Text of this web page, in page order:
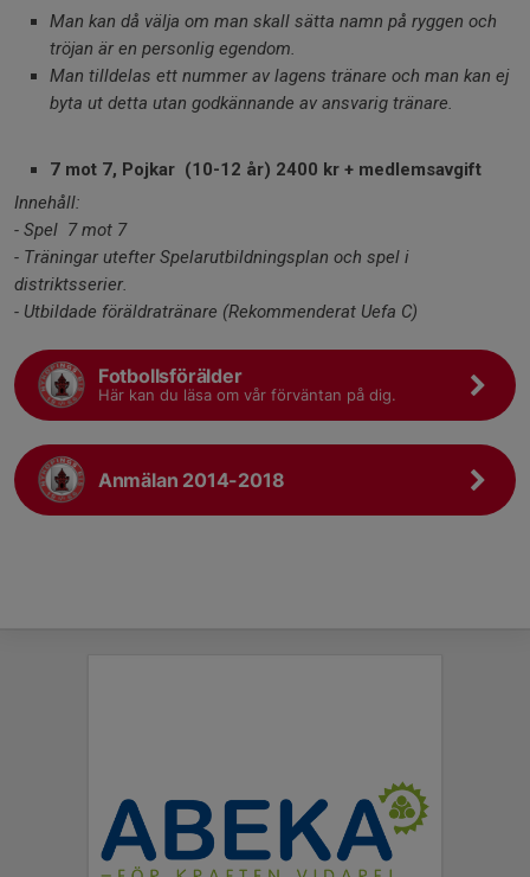
Man kan då välja om man skall sätta namn på ryggen och
tröjan är en personlig egendom.
Man tilldelas ett nummer av lagens tränare och man kan ej
byta ut detta utan godkännande av ansvarig tränare.
7 mot 7, Pojkar (10-12 år) 2400 kr + medlemsavgift
Innehåll:
- Spel 7 mot 7
- Träningar utefter Spelarutbildningsplan och spel i
distriktsserier.
- Utbildade föräldratränare (Rekommenderat Uefa C)
Fotbollsförälder
Här kan du läsa om vår förväntan på dig.
Anmälan 2014-2018